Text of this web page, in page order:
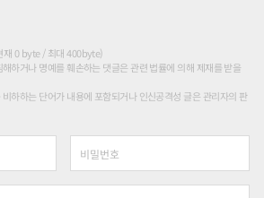
재 0 byte / 최대 400byte)
하거나 명예를 훼손하는 댓글은 관련 법률에 의해 제재를 받을
하하는 단어가 내용에 포함되거나 인신공격성 글은 관리자의 판